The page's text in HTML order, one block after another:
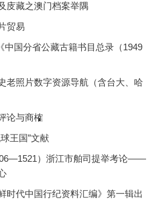
庋藏之澳门档案举隅
贸易
中国分省公藏古籍书目总录（1949
老照片数字资源导航（含台大、哈
论与商榷
王国”文献
）浙江市舶司提举考论——
时代中国行纪资料汇编》第一辑出